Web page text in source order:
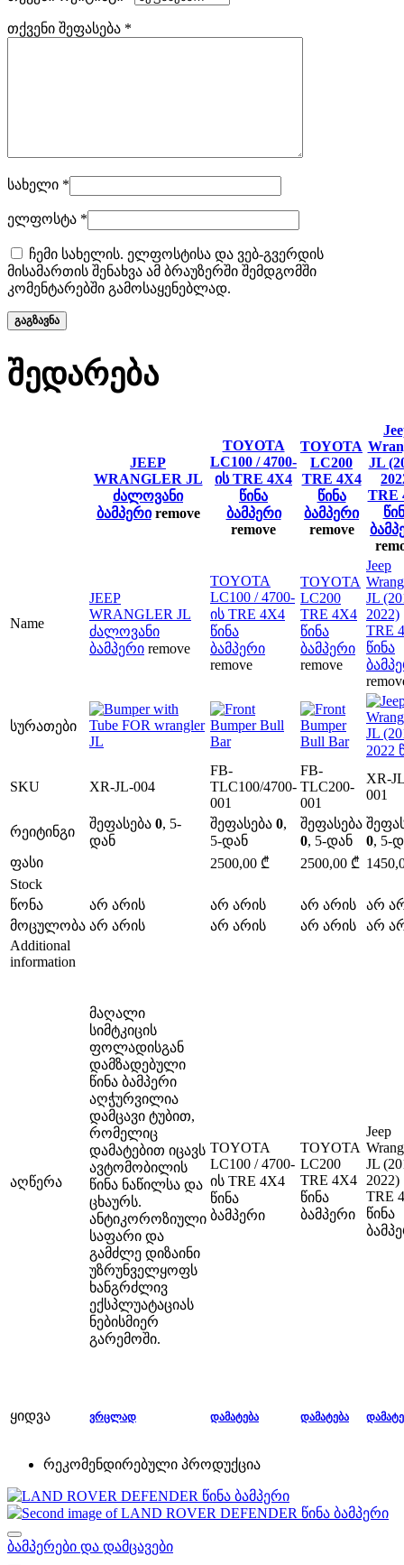
თქვენი შეფასება *
სახელი *
ელფოსტა *
ჩემი სახელის. ელფოსტისა და ვებ-გვერდის
მისამართის შენახვა ამ ბრაუზერში შემდგომში
კომენტარებში გამოსაყენებლად.
შედარება
JEEP
WRANGLER JL
ძალოვანი
ბამპერი remove
TOYOTA
LC100 / 4700-
ის TRE 4X4
წინა
ბამპერი
remove
TOYOTA
LC200
TRE 4X4
წინა
ბამპერი
remove
JL
TRE
Name
JEEP
WRANGLER JL
ძალოვანი
ბამპერი remove
TOYOTA
LC100 / 4700-
ის TRE 4X4
წინა
ბამპერი
remove
TOYOTA
LC200
TRE 4X4
წინა
ბამპერი
remove
Jeep
JL
2022)
TRE
წინა
სურათები
SKU XR-JL-004
FB-
TLC100/4700-
001
FB-
TLC200-
001
XR-
001
რეიტინგი
შეფასება 0, 5-
დან
შეფასება 0,
5-დან
შეფასება
0, 5-დან
0, 5-
ფასი
2500,00 ₾ 2500,00 ₾
Stock
წონა
არ არის არ არის არ არის
არ
მოცულობა არ არის არ არის არ არის
არ
Additional
information
აღწერა
მაღალი
სიმტკიცის
ფოლადისგან
დამზადებული
წინა ბამპერი
აღჭურვილია
დამცავი ტუბით,
რომელიც
დამატებით იცავს
ავტომობილის
წინა ნაწილსა და
ცხაურს.
ანტიკოროზიული
საფარი და
გამძლე დიზაინი
უზრუნველყოფს
ხანგრძლივ
ექსპლუატაციას
ნებისმიერ
გარემოში.
TOYOTA
LC100 / 4700-
ის TRE 4X4
წინა
ბამპერი
TOYOTA
LC200
TRE 4X4
წინა
ბამპერი
Jeep
JL
2022)
TRE
წინა
ყიდვა ᲕᲠᲪᲚᲐᲓ ᲓᲐᲛᲐᲢᲔᲑᲐ ᲓᲐᲛᲐᲢᲔᲑᲐ
რეკომენდირებული პროდუქცია
ბამპერები და დამცავები